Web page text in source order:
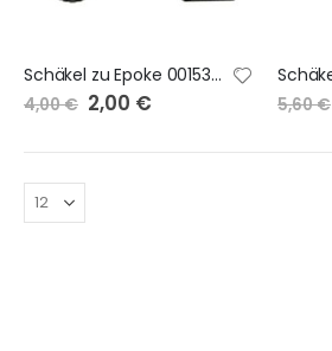
Schäkel zu Epoke 0015301603
4,00 € Sonderangebot
2,00 € 5,60 €